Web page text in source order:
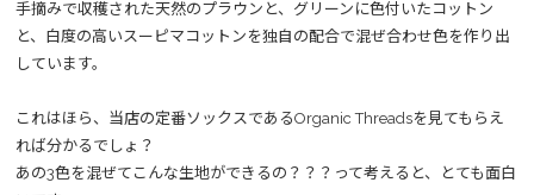
手摘みで収穫された天然のプラウンと、グリーンに色付いたコットン
と、白度の高いスーピマコットンを独自の配合で混ぜ合わせ色を作り出
しています。
これはほら、当店の定番ソックスであるOrganic Threadsを見てもらえ
れば分かるでしょ？
あの3色を混ぜてこんな生地ができるの？？？って考えると、とても面白